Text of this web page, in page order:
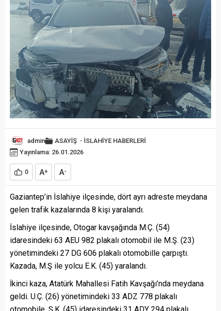
admin ASAYİŞ - İSLAHİYE HABERLERİ
Yayınlama: 26.01.2026
0 A+ A-
Gaziantep’in İslahiye ilçesinde, dört ayrı adreste meydana
gelen trafik kazalarında 8 kişi yaralandı.
İslahiye ilçesinde, Otogar kavşağında M.Ç. (54)
idaresindeki 63 AEU 982 plakalı otomobil ile M.Ş. (23)
yönetimindeki 27 DG 606 plakalı otomobille çarpıştı.
Kazada, M.Ş ile yolcu E.K. (45) yaralandı.
İkinci kaza, Atatürk Mahallesi Fatih Kavşağı’nda meydana
geldi. U.Ç. (26) yönetimindeki 33 ADZ 778 plakalı